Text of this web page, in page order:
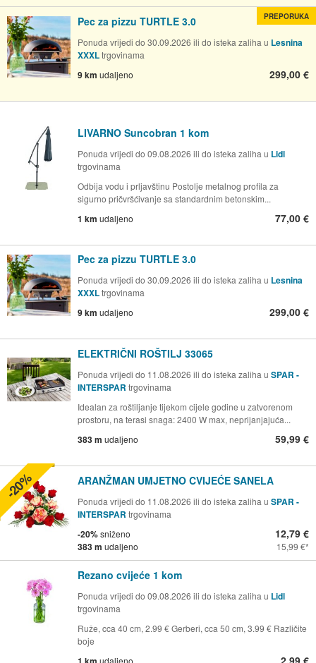
Pec za pizzu TURTLE 3.0
Ponuda vrijedi do 30.09.2026 ili do isteka zaliha u Lesnina
XXXLtrgovinama
9 km udaljeno 299,00 €
PREPORUKA
LIVARNO Suncobran 1 kom
Ponuda vrijedi do 09.08.2026 ili do isteka zaliha u Lidl
trgovinama
Odbija vodu i prljavštinu Postolje metalnog profila za
sigurno pričvršćivanje sa standardnim betonskim...
1 km udaljeno 77,00 €
Pec za pizzu TURTLE 3.0
Ponuda vrijedi do 30.09.2026 ili do isteka zaliha u Lesnina
XXXLtrgovinama
9 km udaljeno 299,00 €
ELEKTRIČNI ROŠTILJ 33065
Ponuda vrijedi do 11.08.2026 ili do isteka zaliha u SPAR -
INTERSPAR trgovinama
Idealan za roštiljanje tijekom cijele godine u zatvorenom
prostoru, na terasi snaga: 2400 W max, neprijanjajuća...
383 m udaljeno 59,99 €
ARANŽMAN UMJETNO CVIJEĆE SANELA
Ponuda vrijedi do 11.08.2026 ili do isteka zaliha u SPAR -
INTERSPAR trgovinama
-20%sniženo
383 m udaljeno
12,79 €
15,99 €
-20%
Rezano cvijeće 1 kom
Ponuda vrijedi do 09.08.2026 ili do isteka zaliha u Lidl
trgovinama
Ruže, cca 40 cm, 2.99 € Gerberi, cca 50 cm, 3.99 € Različite
boje